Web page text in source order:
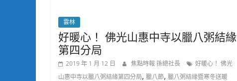
雲林
好暖心！ 佛光山惠中寺以臘八粥結緣
第四分局
2019 年 1 月 12 日 焦點時報 孫總社長
好暖心！ 佛光
山惠中寺以臘八粥結緣第四分局, 臘八節, 臘八粥結緣暨寒冬送暖